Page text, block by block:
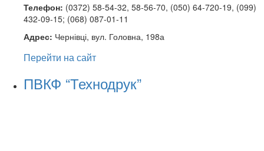
Телефон: (0372) 58-54-32, 58-56-70, (050) 64-720-19, (099)
432-09-15; (068) 087-01-11
Адрес: Чернівці, вул. Головна, 198а
Перейти на сайт
ПВКФ “Технодрук”